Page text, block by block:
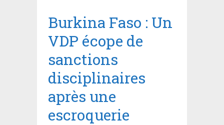
Burkina Faso : Un
VDP écope de
sanctions
disciplinaires
après une
escroquerie